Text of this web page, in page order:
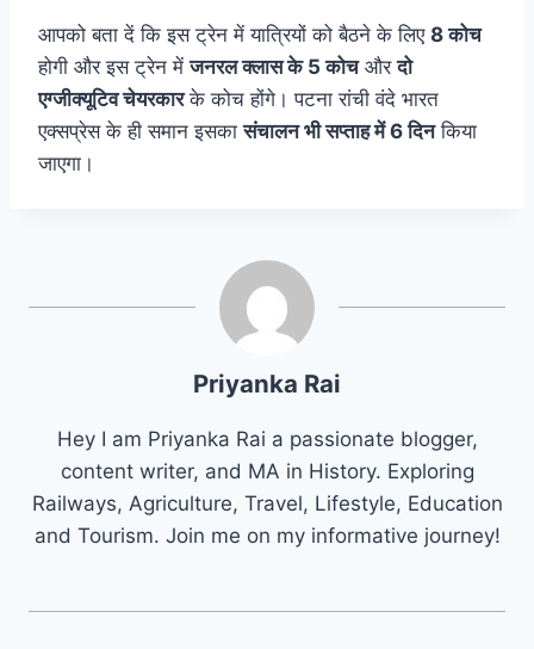
आपको बता दें कि इस ट्रेन में यात्रियों को बैठने के लिए 8कोच
होगी और इस ट्रेन मेंजनरल क्लास के 5 कोचऔरदो
एग्जीक्यूटिव चेयरकारके कोच होंगे। पटना रांची वंदे भारत
एक्सप्रेस के ही समान इसकासंचालन भी सप्ताह में 6 दिनकिया
जाएगा।
Priyanka Rai
Hey I am Priyanka Rai a passionate blogger,
content writer, and MA in History. Exploring
Railways, Agriculture, Travel, Lifestyle, Education
and Tourism. Join me on my informative journey!